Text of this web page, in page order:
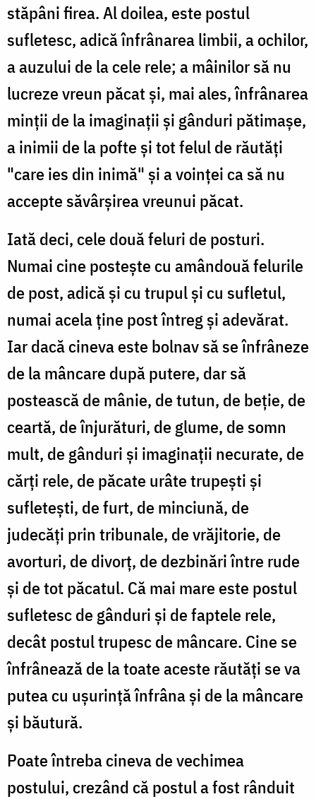
stăpâni firea. Al doilea, este postul
sufletesc, adică înfrânarea limbii, a ochilor,
a auzului de la cele rele; a mâinilor să nu
lucreze vreun păcat și, mai ales, înfrânarea
minții de la imaginații și gânduri pătimașe,
a inimii de la pofte și tot felul de răutăți
"care ies din inimă" și a voinței ca să nu
accepte săvârșirea vreunui păcat.
Iată deci, cele două feluri de posturi.
Numai cine postește cu amândouă felurile
de post, adică și cu trupul și cu sufletul,
numai acela ține post întreg și adevărat.
Iar dacă cineva este bolnav să se înfrâneze
de la mâncare după putere, dar să
postească de mânie, de tutun, de beție, de
ceartă, de înjurături, de glume, de somn
mult, de gânduri și imaginații necurate, de
cărți rele, de păcate urâte trupești și
sufletești, de furt, de minciună, de
judecăți prin tribunale, de vrăjitorie, de
avorturi, de divorț, de dezbinări între rude
și de tot păcatul. Că mai mare este postul
sufletesc de gânduri și de faptele rele,
decât postul trupesc de mâncare. Cine se
înfrânează de la toate aceste răutăți se va
putea cu ușurință înfrâna și de la mâncare
și băutură.
Poate întreba cineva de vechimea
postului, crezând că postul a fost rânduit